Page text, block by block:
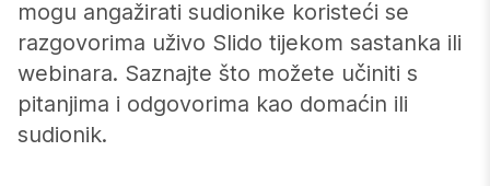
mogu angažirati sudionike koristeći se
razgovorima uživo Slido tijekom sastanka ili
webinara. Saznajte što možete učiniti s
pitanjima i odgovorima kao domaćin ili
sudionik.